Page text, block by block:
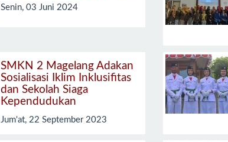
Senin, 03 Juni 2024
SMKN 2 Magelang Adakan
Sosialisasi Iklim Inklusifitas
dan Sekolah Siaga
Kependudukan
Jum'at, 22 September 2023